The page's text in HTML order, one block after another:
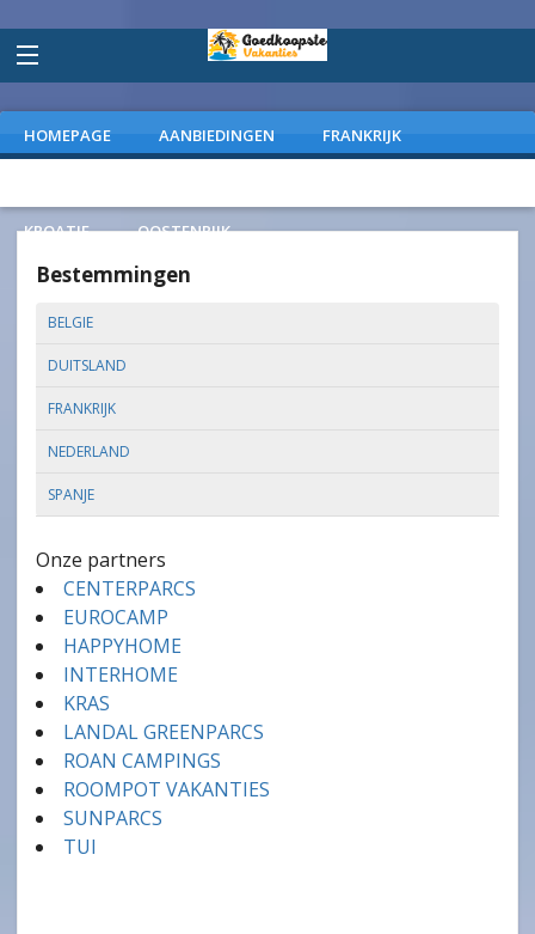
HOMEPAGE AANBIEDINGEN FRANKRIJK
KROATIE OOSTENRIJK
Bestemmingen
BELGIE
DUITSLAND
FRANKRIJK
NEDERLAND
SPANJE
Onze partners
CENTERPARCS
EUROCAMP
HAPPYHOME
INTERHOME
KRAS
LANDAL GREENPARCS
ROAN CAMPINGS
ROOMPOT VAKANTIES
SUNPARCS
TUI